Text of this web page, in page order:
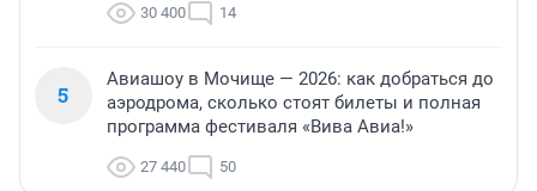
30 400 14
5
Авиашоу в Мочище — 2026: как добраться до
аэродрома, сколько стоят билеты и полная
программа фестиваля «Вива Авиа!»
27 440 50